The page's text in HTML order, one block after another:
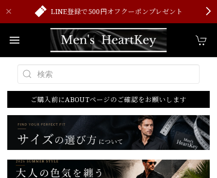
LINE登録で500円オフクーポンプレゼント
ご購入前にABOUTページのご確認をお願いします